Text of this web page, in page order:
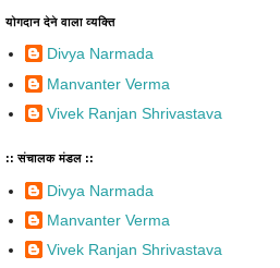
योगदान देने वाला व्यक्ति
Divya Narmada
Manvanter Verma
Vivek Ranjan Shrivastava
:: संचालक मंडल ::
Divya Narmada
Manvanter Verma
Vivek Ranjan Shrivastava